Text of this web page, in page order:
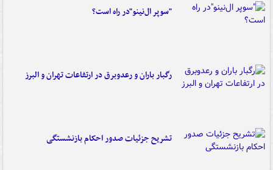
"سوپر ال‌نینو"در راه است؟
رگبار باران و رعدوبرق در ارتفاعات تهران و البرز
تشریح جزئیات صدور احکام بازنشستگی